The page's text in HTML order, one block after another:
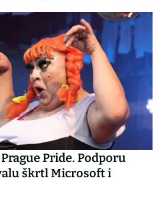
Pride. Podporu
škrtl Microsoft i